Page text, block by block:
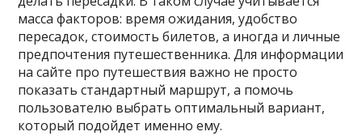
масса факторов: время ожидания, удобство
пересадок, стоимость билетов, а иногда и личные
предпочтения путешественника. Для информации
на сайте про путешествия важно не просто
показать стандартный маршрут, а помочь
пользователю выбрать оптимальный вариант,
который подойдет именно ему.